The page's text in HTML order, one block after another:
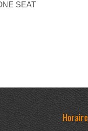
SEAT
Horaire